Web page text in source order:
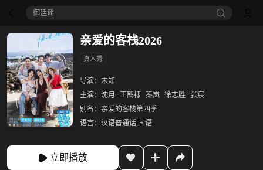
御廷谣‎
亲爱的客栈2026
真人秀
导演： 未知
主演： 沈月 王鹤棣 秦岚 徐志胜
张宸
别名： 亲爱的客栈第四季
语言： 汉语普通话,国语
立即播放